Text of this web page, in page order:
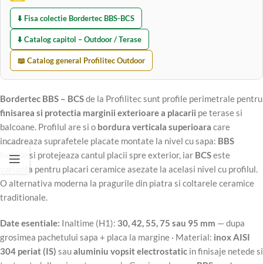
⬇️ Fisa colectie Bordertec BBS-BCS
⬇️ Catalog capitol – Outdoor / Terase
📖 Catalog general Profilitec Outdoor
Bordertec BBS – BCSde la Profilitec sunt profile perimetrale pentru
finisarea si protectia marginii exterioare a placarii pe terase si
balcoane. Profilul are si o bordura verticala superioara care
incadreaza suprafetele placate montate la nivel cu sapa: BBS
inchide si protejeaza cantul placii spre exterior, iar BCSeste
varianta pentru placari ceramice asezate la acelasi nivel cu profilul.
O alternativa moderna la pragurile din piatra si coltarele ceramice
traditionale.
Date esentiale: Inaltime (H1): 30, 42, 55, 75 sau 95 mm — dupa
grosimea pachetului sapa + placa la margine · Material: inox AISI
304 periat (IS) saualuminiu vopsit electrostatic in finisaje netede si